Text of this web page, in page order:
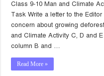
Class 9-10 Man and Climate
Task Write a letter to the
concern about growing
and Climate Activity C, D and
column B and …
Read More »